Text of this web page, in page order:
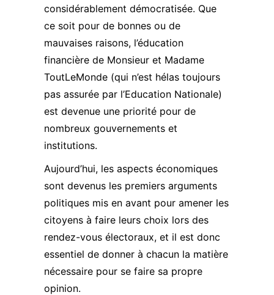
considérablement démocratisée. Que
ce soit pour de bonnes ou de
mauvaises raisons, l’éducation
financière de Monsieur et Madame
ToutLeMonde (qui n’est hélas toujours
pas assurée par l’Education Nationale)
est devenue une priorité pour de
nombreux gouvernements et
institutions.
Aujourd’hui, les aspects économiques
sont devenus les premiers arguments
politiques mis en avant pour amener les
citoyens à faire leurs choix lors des
rendez-vous électoraux, et il est donc
essentiel de donner à chacun la matière
nécessaire pour se faire sa propre
opinion.